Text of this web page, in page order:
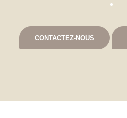
CONTACTEZ-NOUS